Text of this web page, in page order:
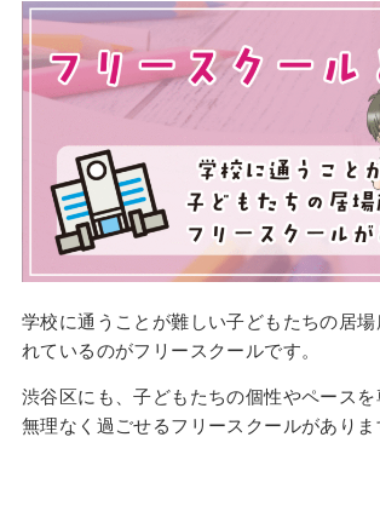
学校に通うことが難しい子どもたちの居場
れているのがフリースクールです。
渋谷区にも、子どもたちの個性やペースを
無理なく過ごせるフリースクールがありま